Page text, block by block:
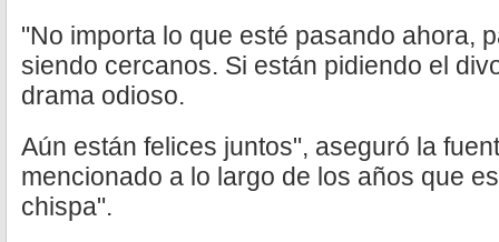
"No importa lo que esté pasando ahora,
siendo cercanos. Si están pidiendo el
drama odioso.
Aún están felices juntos", aseguró la
mencionado a lo largo de los años que
chispa".